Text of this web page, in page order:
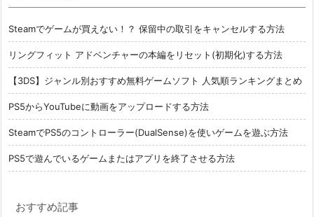
Steamでゲームが買えない！？ 保留中の取引をキャンセルする方法
リングフィット アドベンチャーの本編をリセット(初期化)する方法
【3DS】ジャンル別おすすめ無料ゲームソフト 人気順ランキングまとめ
PS5からYouTubeに動画をアップロードする方法
SteamでPS5のコントローラー(DualSense)を使いゲームを遊ぶ方法
PS5で遊んでいるゲームまたはアプリを終了させる方法
おすすめ記事